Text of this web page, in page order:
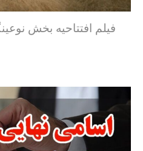
فیلم افتتاحیه بخش